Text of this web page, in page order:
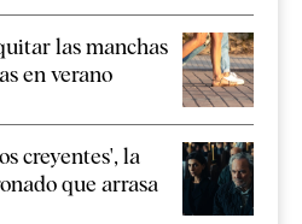
las manchas
en verano
creyentes', la
que arrasa